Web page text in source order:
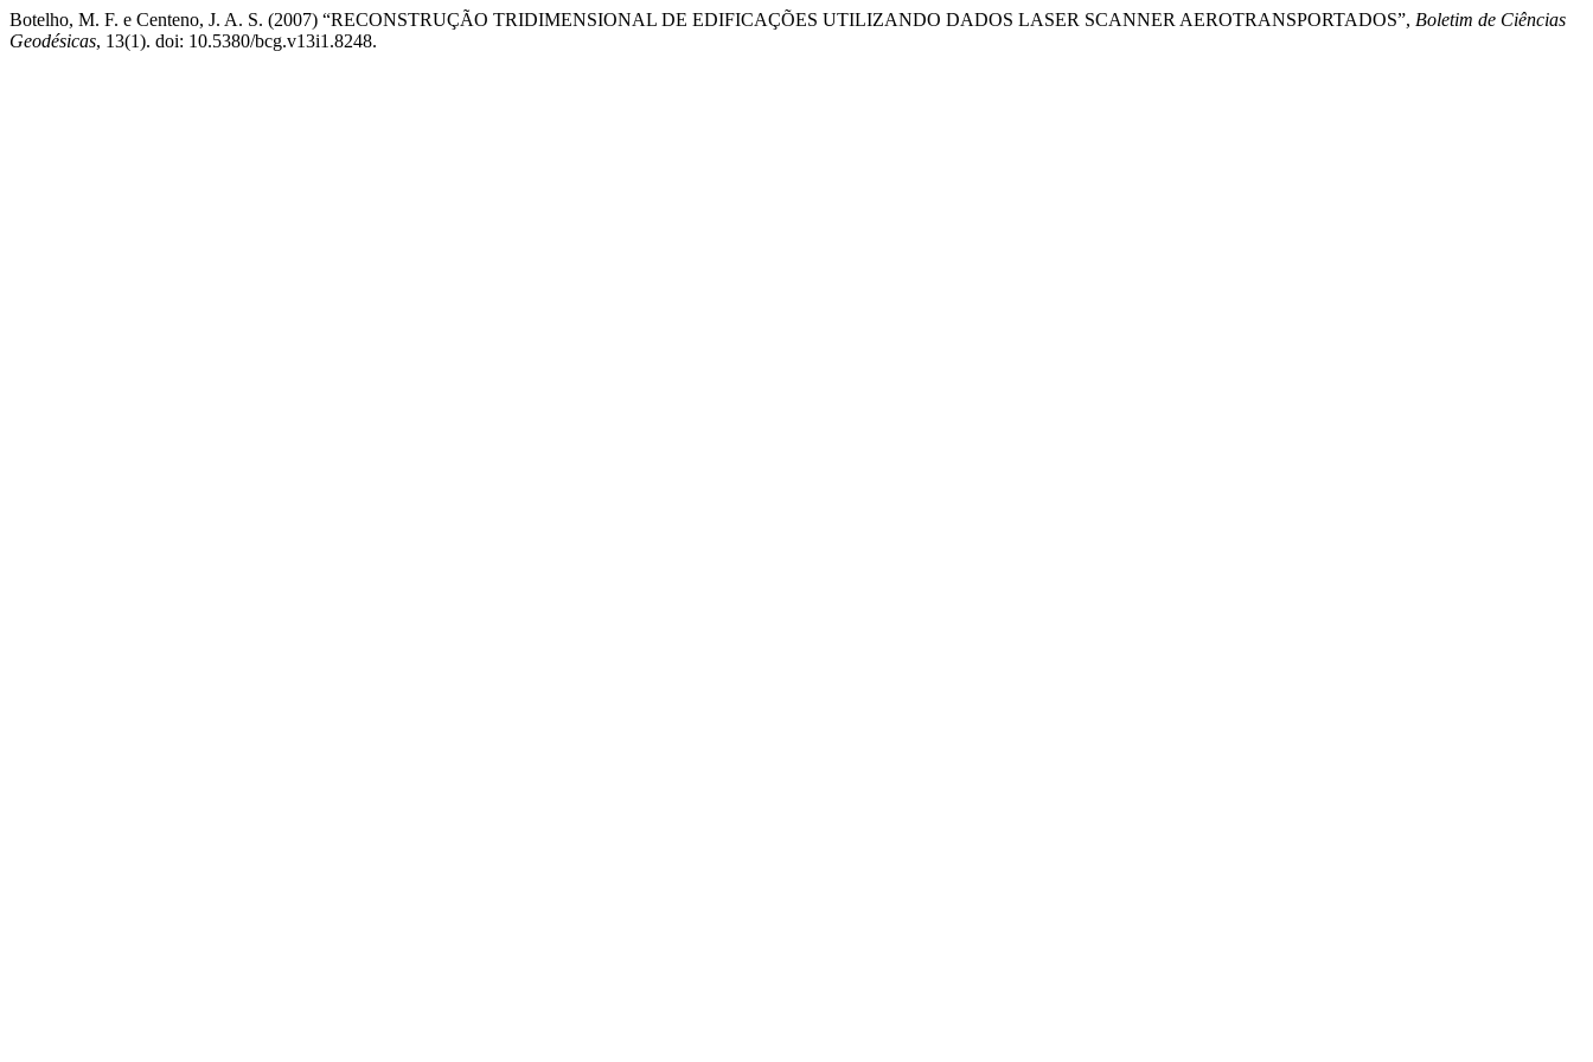
Botelho, M. F. e Centeno, J. A. S. (2007) “RECONSTRUÇÃO TRIDIMENSIONAL DE EDIFICAÇÕES UTILIZANDO DADOS LASER SCANNER AEROTRANSPORTADOS”, Boletim de Ciências
Geodésicas, 13(1). doi: 10.5380/bcg.v13i1.8248.